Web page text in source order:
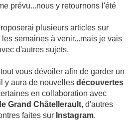
prévu...nous y retournons l'été
plusieurs articles sur
semaines à venir...mais je vais
d'autres sujets.
vous dévoiler afin de garder un
y aura de nouvelles découvertes
en collaboration avec
Grand Châtellerault, d'autres
faites sur Instagram.